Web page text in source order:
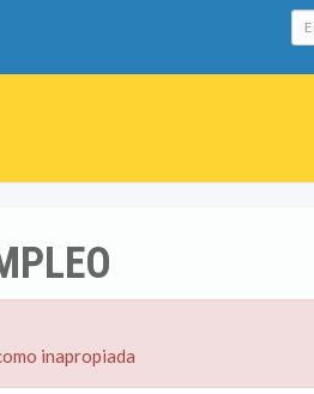
inapropiada